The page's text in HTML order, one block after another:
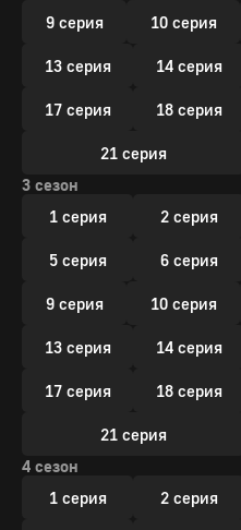
9 серия 10 серия
13 серия 14 серия
17 серия 18 серия
21 серия
3 сезон
1 серия
2 серия
5 серия 6 серия
9 серия 10 серия
13 серия 14 серия
17 серия 18 серия
21 серия
4 сезон
1 серия
2 серия